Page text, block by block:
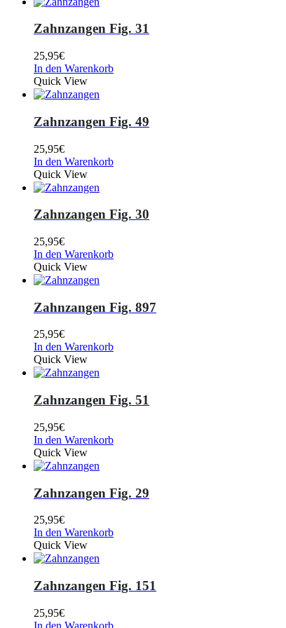
Zahnzangen Fig. 31
25,95€
In den Warenkorb
Quick View
Zahnzangen Fig. 49
25,95€
In den Warenkorb
Quick View
Zahnzangen Fig. 30
25,95€
In den Warenkorb
Quick View
Zahnzangen Fig. 897
25,95€
In den Warenkorb
Quick View
Zahnzangen Fig. 51
25,95€
In den Warenkorb
Quick View
Zahnzangen Fig. 29
25,95€
In den Warenkorb
Quick View
Zahnzangen Fig. 151
25,95€
In den Warenkorb